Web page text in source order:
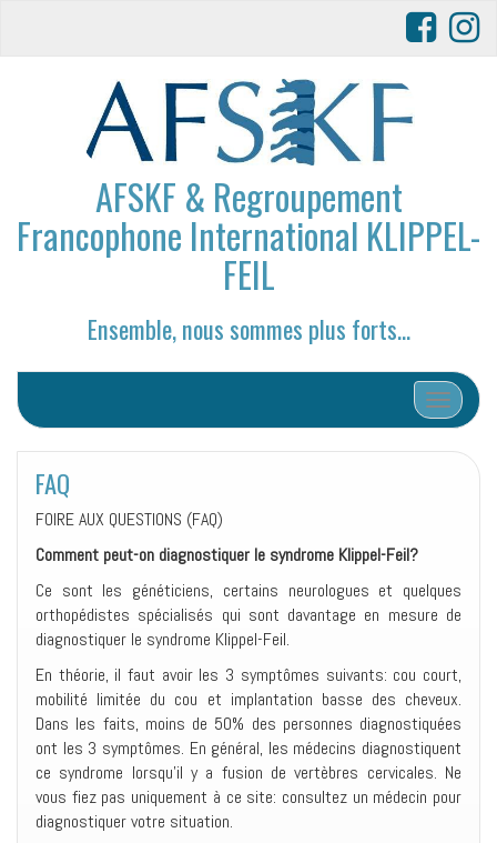
AFSKF & Regroupement
Francophone International KLIPPEL-
FEIL
Ensemble, nous sommes plus forts…
Afficher/
FAQ
FOIRE AUX QUESTIONS (FAQ)
Comment peut-on diagnostiquer le syndrome Klippel-Feil?
Ce sont les généticiens, certains neurologues et quelques
orthopédistes spécialisés qui sont davantage en mesure de
diagnostiquer le syndrome Klippel-Feil.
En théorie, il faut avoir les 3 symptômes suivants: cou court,
mobilité limitée du cou et implantation basse des cheveux.
Dans les faits, moins de 50% des personnes diagnostiquées
ont les 3 symptômes. En général, les médecins diagnostiquent
ce syndrome lorsqu’il y a fusion de vertèbres cervicales. Ne
vous fiez pas uniquement à ce site: consultez un médecin pour
diagnostiquer votre situation.